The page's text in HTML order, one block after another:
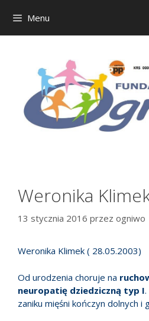
Menu
Weronika
13 stycznia 2016 przez ogniwo
Weronika Klimek ( 28.05.2003)
Od urodzenia choruje na
neuropatię dziedziczną typ I
zaniku mięśni kończyn dolnych i